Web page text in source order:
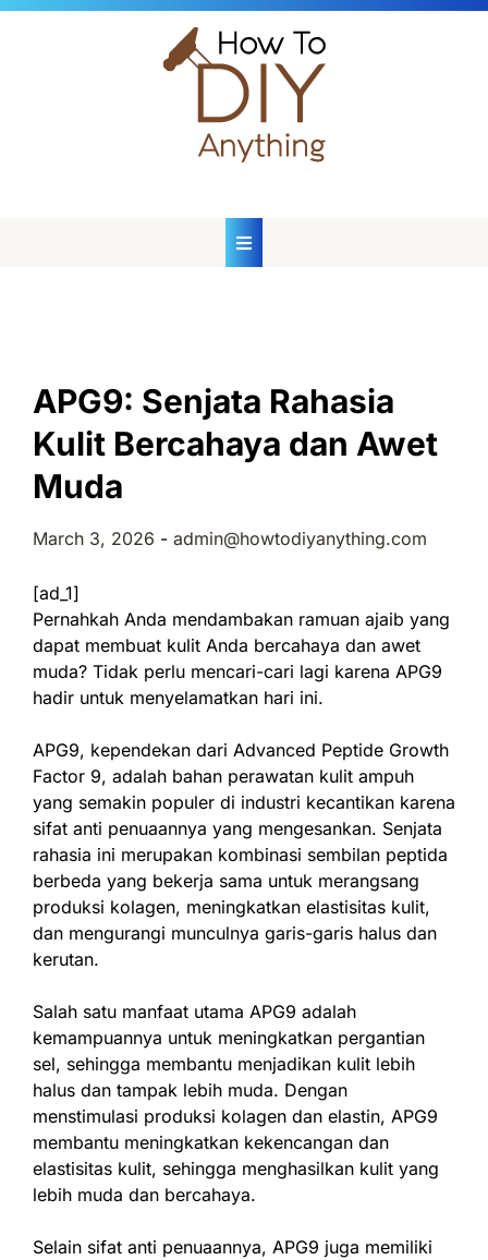
Skip
APG9: Senjata Rahasia
Kulit Bercahaya dan Awet
Muda
March 3, 2026 - admin@howtodiyanything.com
[ad_1]
Pernahkah Anda mendambakan ramuan ajaib yang
dapat membuat kulit Anda bercahaya dan awet
muda? Tidak perlu mencari-cari lagi karena APG9
hadir untuk menyelamatkan hari ini.
APG9, kependekan dari Advanced Peptide Growth
Factor 9, adalah bahan perawatan kulit ampuh
yang semakin populer di industri kecantikan karena
sifat anti penuaannya yang mengesankan. Senjata
rahasia ini merupakan kombinasi sembilan peptida
berbeda yang bekerja sama untuk merangsang
produksi kolagen, meningkatkan elastisitas kulit,
dan mengurangi munculnya garis-garis halus dan
kerutan.
Salah satu manfaat utama APG9 adalah
kemampuannya untuk meningkatkan pergantian
sel, sehingga membantu menjadikan kulit lebih
halus dan tampak lebih muda. Dengan
menstimulasi produksi kolagen dan elastin, APG9
membantu meningkatkan kekencangan dan
elastisitas kulit, sehingga menghasilkan kulit yang
lebih muda dan bercahaya.
Selain sifat anti penuaannya, APG9 juga memiliki